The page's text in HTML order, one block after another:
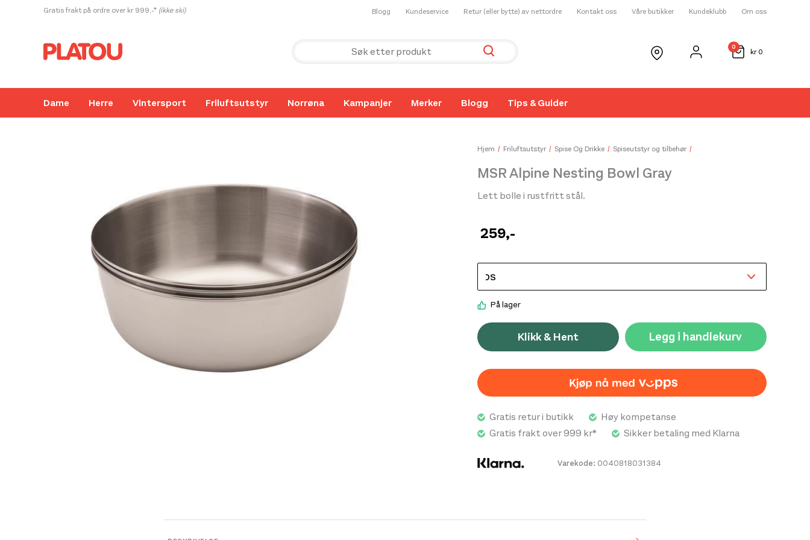
Gratis frakt på ordre over kr 999,-* (ikke ski) Blogg Kundeservice Retur (eller bytte) av nettordre Kontakt oss Våre butikker Kundeklubb Om oss
kr0
0
Dame Herre Vintersport Friluftsutstyr Norrøna Kampanjer Merker Blogg Tips & Guider
Hjem Friluftsutstyr Spise Og Drikke Spiseutstyr og tilbehør
MSR Alpine Nesting Bowl Gray
259,-
Lett bolle i rustfritt stål.
På lager
Klikk & Hent Legg i handlekurv
Varekode: 0040818031384
Gratis retur i butikk
Høy kompetanse
Gratis frakt over 999 kr*
Sikker betaling med Klarna